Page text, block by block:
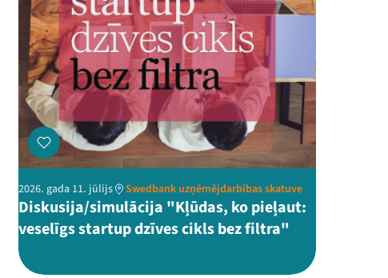
2026. gada 11. jūlijs Swedbank uzņēmējdarbības skatuve
Diskusija/simulācija "Kļūdas, ko pieļaut:
veselīgs startup dzīves cikls bez filtra"